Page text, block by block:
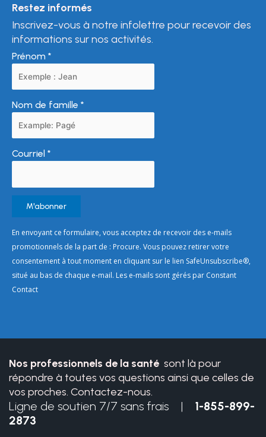
Restez informés
Inscrivez-vous à notre infolettre pour recevoir des
informations sur nos activités.
Prénom *
Nom de famille *
Courriel *
Constant
Contact
Use.
Please
leave
En envoyant ce formulaire, vous acceptez de recevoir des e-mails
promotionnels de la part de : Procure. Vous pouvez retirer votre
consentement à tout moment en cliquant sur le lien SafeUnsubscribe®,
situé au bas de chaque e-mail. Les e-mails sont gérés par Constant
Contact
Nos professionnels de la santé sont là pour
répondre à toutes vos questions ainsi que celles de
vos proches. Contactez-nous.
Ligne de soutien 7/7 sans frais | 1-855-899-
2873